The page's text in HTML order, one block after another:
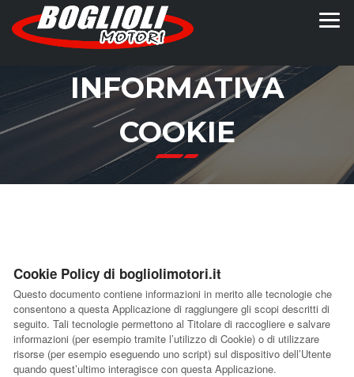
INFORMATIVA
COOKIE
Cookie Policy di bogliolimotori.it
Questo documento contiene informazioni in merito alle tecnologie che
consentono a questa Applicazione di raggiungere gli scopi descritti di
seguito. Tali tecnologie permettono al Titolare di raccogliere e salvare
informazioni (per esempio tramite l’utilizzo di Cookie) o di utilizzare
risorse (per esempio eseguendo uno script) sul dispositivo dell’Utente
quando quest’ultimo interagisce con questa Applicazione.